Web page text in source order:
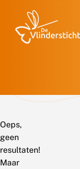
Oeps,
geen
resultaten!
Maar